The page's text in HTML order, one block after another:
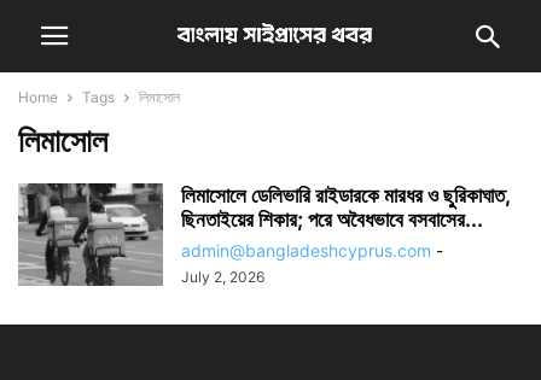
Home Tags লিমাসোল
লিমাসোল
লিমাসোলে ডেলিভারি রাইডারকে মারধর ও ছুরিকাঘাত,
ছিনতাইয়ের শিকার; পরে অবৈধভাবে বসবাসের...
admin@bangladeshcyprus.com -
July 2, 2026